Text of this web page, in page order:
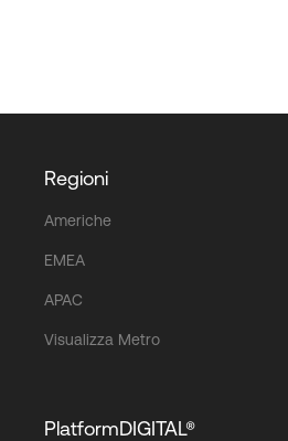
Regioni
Americhe
EMEA
APAC
Visualizza Metro
PlatformDIGITAL®